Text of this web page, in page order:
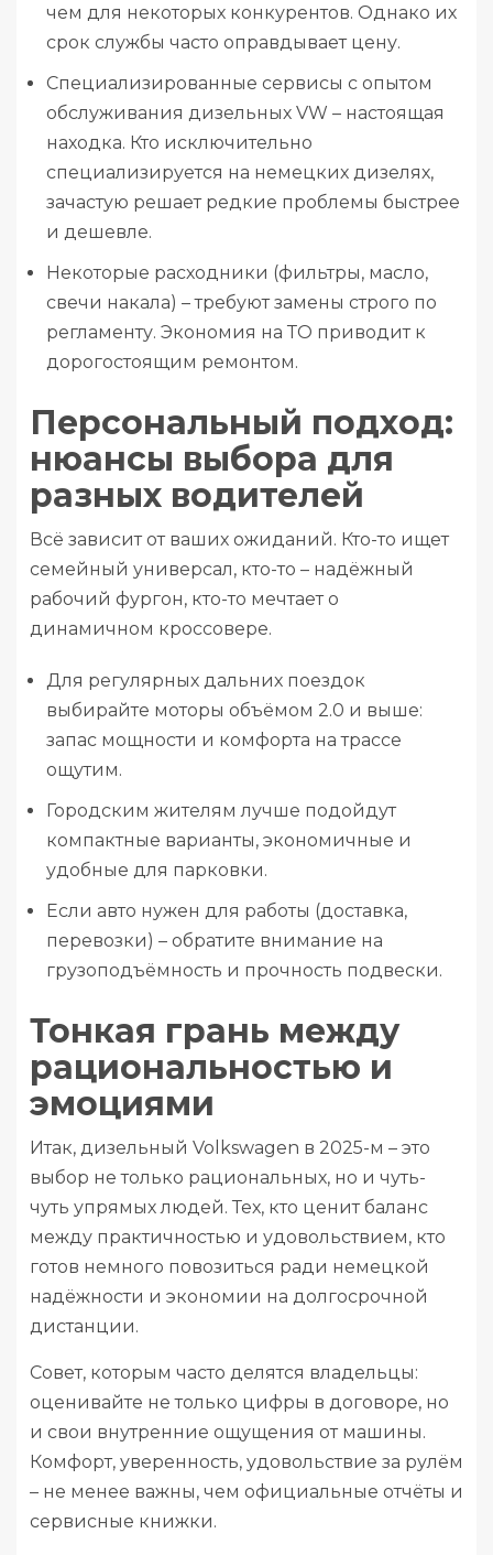
чем для некоторых конкурентов. Однако их
срок службы часто оправдывает цену.
Специализированные сервисы с опытом
обслуживания дизельных VW – настоящая
находка. Кто исключительно
специализируется на немецких дизелях,
зачастую решает редкие проблемы быстрее
и дешевле.
Некоторые расходники (фильтры, масло,
свечи накала) – требуют замены строго по
регламенту. Экономия на ТО приводит к
дорогостоящим ремонтом.
Персональный подход:
нюансы выбора для
разных водителей
Всё зависит от ваших ожиданий. Кто-то ищет
семейный универсал, кто-то – надёжный
рабочий фургон, кто-то мечтает о
динамичном кроссовере.
Для регулярных дальних поездок
выбирайте моторы объёмом 2.0 и выше:
запас мощности и комфорта на трассе
ощутим.
Городским жителям лучше подойдут
компактные варианты, экономичные и
удобные для парковки.
Если авто нужен для работы (доставка,
перевозки) – обратите внимание на
грузоподъёмность и прочность подвески.
Тонкая грань между
рациональностью и
эмоциями
Итак, дизельный Volkswagen в 2025-м – это
выбор не только рациональных, но и чуть-
чуть упрямых людей. Тех, кто ценит баланс
между практичностью и удовольствием, кто
готов немного повозиться ради немецкой
надёжности и экономии на долгосрочной
дистанции.
Совет, которым часто делятся владельцы:
оценивайте не только цифры в договоре, но
и свои внутренние ощущения от машины.
Комфорт, уверенность, удовольствие за рулём
– не менее важны, чем официальные отчёты и
сервисные книжки.